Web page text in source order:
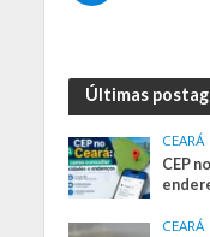
Últimas
CEARÁ
CEP
CEARÁ